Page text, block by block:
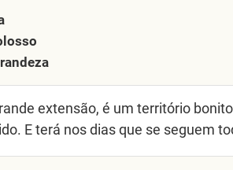
extensão, é um território
E terá nos dias que se seguem